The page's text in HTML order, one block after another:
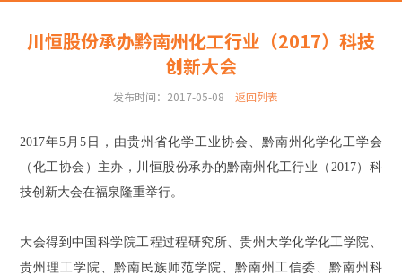
川恒股份承办黔南州化工行业（2017）科技
创新大会
发布时间：2017-05-08 返回列表
2017年5月5日，由贵州省化学工业协会、黔南州化学化工学会
（化工协会）主办，川恒股份承办的黔南州化工行业（2017）科
技创新大会在福泉隆重举行。
大会得到中国科学院工程过程研究所、贵州大学化学化工学院、
贵州理工学院、黔南民族师范学院、黔南州工信委、黔南州科